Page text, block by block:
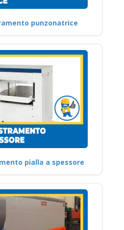
punzonatrice
pialla a spessore